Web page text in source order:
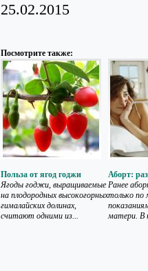
25.02.2015
Посмотрите также:
Польза от ягод годжи
Ягоды годжи, выращиваемые
на плодородных высокогорных
гималайских долинах,
считают одними из...
Аборт:
Ранее
только по
матери. В